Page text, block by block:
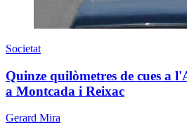
Societat
Quinze quilòmetres de cues a
a Montcada i Reixac
Gerard Mira